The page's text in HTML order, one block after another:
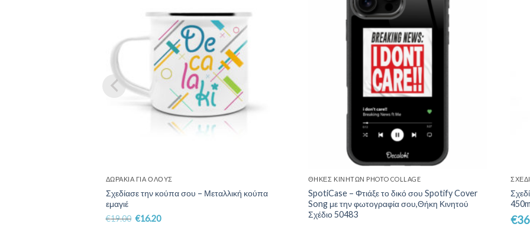
ΔΩΡΆΚΙΑ ΓΙΑ ΌΛΟΥΣ
Σχεδίασε την κούπα σου – Μεταλλική κούπα
εμαγιέ
€19.00 €16.20
ΘΉΚΕΣ ΚΙΝΗΤΏΝ PHOTO COLLAGE
SpotiCase – Φτιάξε το δικό σου Spotify Cover
Song με την φωτογραφία σου,Θήκη Κινητού
Σχέδιο 50483
€